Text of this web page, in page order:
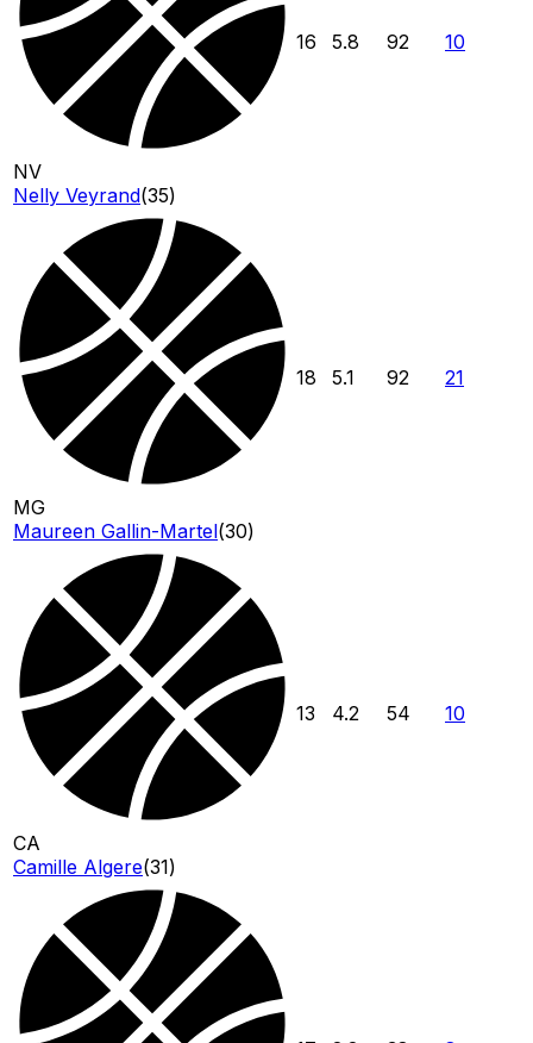
NV
Nelly Veyrand(35)
16 5.8 92 10
MG
Maureen Gallin-Martel(30)
18 5.1 92 21
CA
Camille Algere(31)
13 4.2 54 10